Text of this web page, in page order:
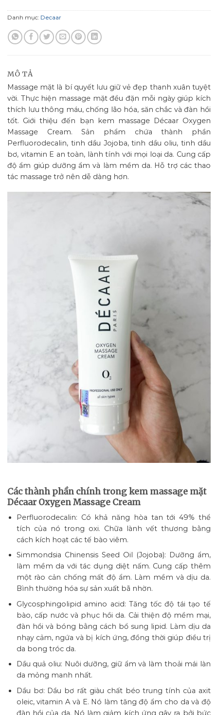
Danh mục: Decaar
MÔ TẢ
Massage mặt là bí quyết lưu giữ vẻ đẹp thanh xuân tuyệt
vời. Thực hiện massage mặt đều đặn mỗi ngày giúp kích
thích lưu thông máu, chống lão hóa, săn chắc và đàn hồi
tốt. Giới thiệu đến bạn kem massage Décaar Oxygen
Massage Cream. Sản phẩm chứa thành phần
Perfluorodecalin, tinh dầu Jojoba, tinh dầu oliu, tinh dầu
bơ, vitamin E an toàn, lành tính với mọi loại da. Cung cấp
độ ẩm giúp dưỡng ẩm và làm mềm da. Hỗ trợ các thao
tác massage trở nên dễ dàng hơn.
Các thành phần chính trong kem massage mặt
Décaar Oxygen Massage Cream
Perfluorodecalin: Có khả năng hòa tan tới 49% thể
tích của nó trong oxi. Chữa lành vết thương bằng
cách kích hoạt các tế bào viêm.
Simmondsia Chinensis Seed Oil (Jojoba): Dưỡng ẩm,
làm mềm da với tác dụng diệt nấm. Cung cấp thêm
một rào cản chống mất độ ẩm. Làm mềm và dịu da.
Bình thường hóa sự sản xuất bã nhờn.
Glycosphingolipid amino acid: Tăng tốc độ tái tạo tế
bào, cấp nước và phục hồi da. Cải thiện độ mềm mại,
đàn hồi và bóng bằng cách bổ sung lipid. Làm dịu da
nhạy cảm, ngứa và bị kích ứng, đồng thời giúp điều trị
da bong tróc da.
Dầu quả oliu: Nuôi dưỡng, giữ ẩm và làm thoải mái làn
da mỏng manh nhất.
Dầu bơ: Dầu bơ rất giàu chất béo trung tính của axit
oleic, vitamin A và E. Nó làm tăng độ ẩm cho da và độ
đàn hồi của da. Nó làm giảm kích ứng gây ra bởi bức